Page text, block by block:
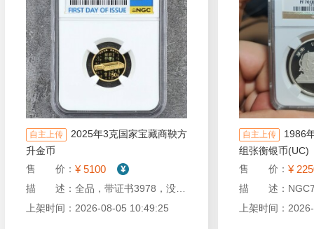
自主上传
2025年3克国家宝藏商鞅方
升金币
售 价： ¥ 5100
上架时间：2026-08-05 10:49:25
自主上传
1986
组张衡银币(UC)
售 价： ¥
上架时间：